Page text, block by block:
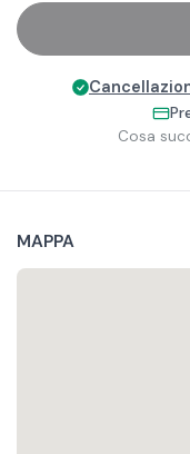
Cosa
MAPPA